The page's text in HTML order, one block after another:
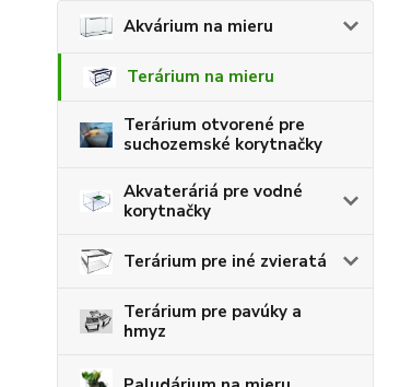
Akvárium na mieru
Terárium na mieru
Terárium otvorené pre
suchozemské korytnačky
Akvateráriá pre vodné
korytnačky
Terárium pre iné zvieratá
Terárium pre pavúky a
hmyz